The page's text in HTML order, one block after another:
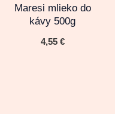
Maresi mlieko do
kávy 500g
4,55 €